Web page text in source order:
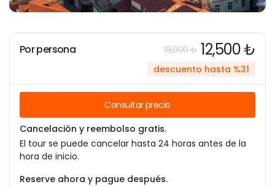
Por persona 18,000 ₺ 12,500 ₺
descuento hasta %31
Consultar precio
Cancelación y reembolso gratis.
El tour se puede cancelar hasta 24 horas antes de la
hora de inicio.
Reserve ahora y pague después.